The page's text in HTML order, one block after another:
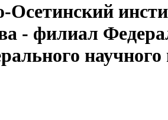
Осетинский
- филиал